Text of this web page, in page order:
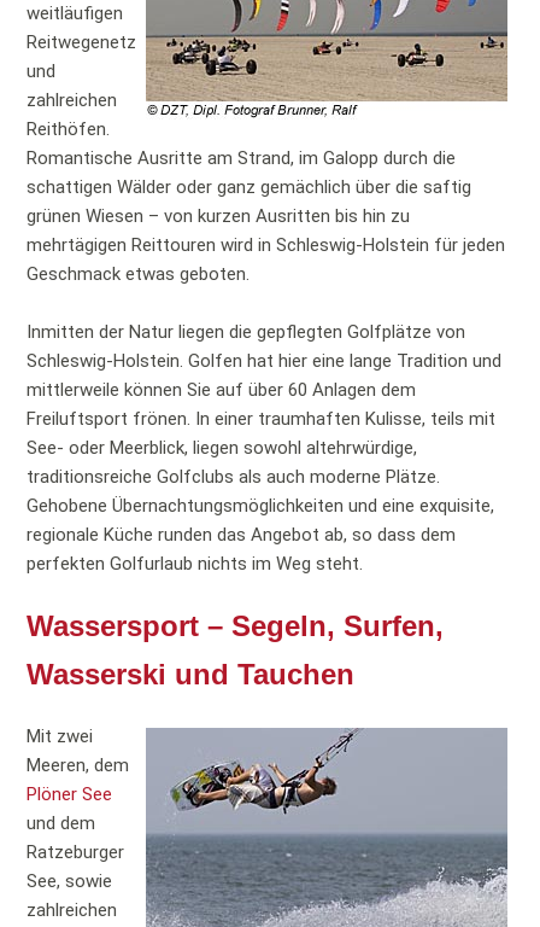
weitläufigen
Reitwegenetz
und
zahlreichen
Reithöfen.
Romantische Ausritte am Strand, im Galopp durch die
schattigen Wälder oder ganz gemächlich über die saftig
grünen Wiesen – von kurzen Ausritten bis hin zu
mehrtägigen Reittouren wird in Schleswig-Holstein für jeden
Geschmack etwas geboten.
Inmitten der Natur liegen die gepflegten Golfplätze von
Schleswig-Holstein. Golfen hat hier eine lange Tradition und
mittlerweile können Sie auf über 60 Anlagen dem
Freiluftsport frönen. In einer traumhaften Kulisse, teils mit
See- oder Meerblick, liegen sowohl altehrwürdige,
traditionsreiche Golfclubs als auch moderne Plätze.
Gehobene Übernachtungsmöglichkeiten und eine exquisite,
regionale Küche runden das Angebot ab, so dass dem
perfekten Golfurlaub nichts im Weg steht.
Wassersport – Segeln, Surfen,
Wasserski und Tauchen
Mit zwei
Meeren, dem
Plöner See
und dem
Ratzeburger
See, sowie
zahlreichen